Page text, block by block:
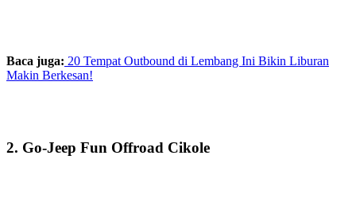
Baca juga: 20 Tempat Outbound di Lembang Ini Bikin Liburan
Makin Berkesan!
2. Go-Jeep Fun Offroad Cikole